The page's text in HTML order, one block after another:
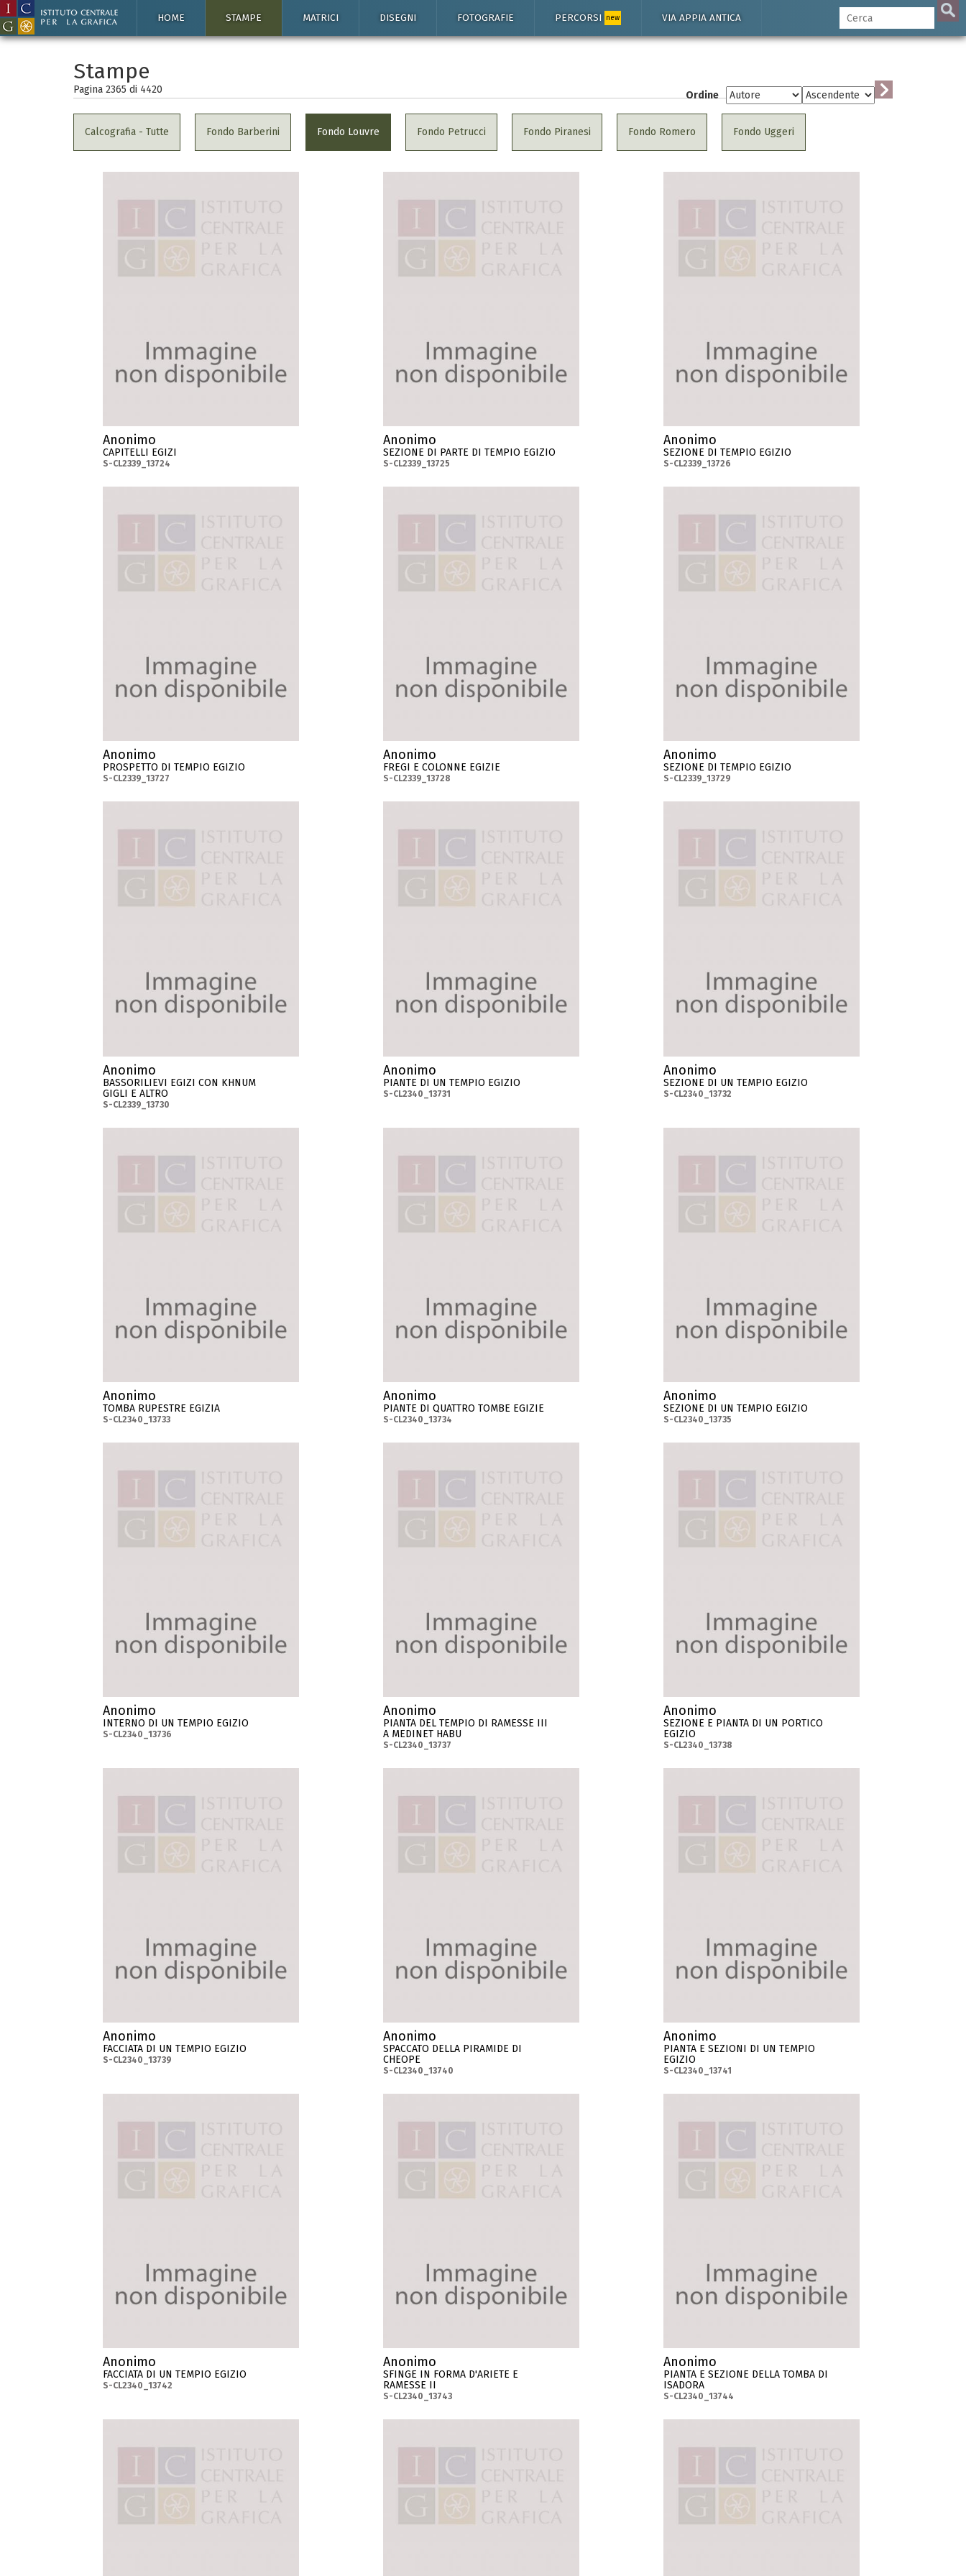
HOME STAMPE MATRICI DISEGNI FOTOGRAFIE PERCORSI new VIA APPIA ANTICA
Stampe
Pagina 2365 di 4420 Ordine
Calcografia - Tutte Fondo Barberini Fondo Louvre Fondo Petrucci Fondo Piranesi Fondo Romero Fondo Uggeri
Anonimo
CAPITELLI EGIZI
S-CL2339_13724
Anonimo
SEZIONE DI PARTE DI TEMPIO EGIZIO
S-CL2339_13725
Anonimo
SEZIONE DI TEMPIO EGIZIO
S-CL2339_13726
Anonimo
PROSPETTO DI TEMPIO EGIZIO
S-CL2339_13727
Anonimo
FREGI E COLONNE EGIZIE
S-CL2339_13728
Anonimo
SEZIONE DI TEMPIO EGIZIO
S-CL2339_13729
Anonimo
BASSORILIEVI EGIZI CON KHNUM
GIGLI E ALTRO
S-CL2339_13730
Anonimo
PIANTE DI UN TEMPIO EGIZIO
S-CL2340_13731
Anonimo
SEZIONE DI UN TEMPIO EGIZIO
S-CL2340_13732
Anonimo
TOMBA RUPESTRE EGIZIA
S-CL2340_13733
Anonimo
PIANTE DI QUATTRO TOMBE EGIZIE
S-CL2340_13734
Anonimo
SEZIONE DI UN TEMPIO EGIZIO
S-CL2340_13735
Anonimo
INTERNO DI UN TEMPIO EGIZIO
S-CL2340_13736
Anonimo
PIANTA DEL TEMPIO DI RAMESSE III
A MEDINET HABU
S-CL2340_13737
Anonimo
SEZIONE E PIANTA DI UN PORTICO
EGIZIO
S-CL2340_13738
Anonimo
FACCIATA DI UN TEMPIO EGIZIO
S-CL2340_13739
Anonimo
SPACCATO DELLA PIRAMIDE DI
CHEOPE
S-CL2340_13740
Anonimo
PIANTA E SEZIONI DI UN TEMPIO
EGIZIO
S-CL2340_13741
Anonimo
FACCIATA DI UN TEMPIO EGIZIO
S-CL2340_13742
Anonimo
SFINGE IN FORMA D'ARIETE E
RAMESSE II
S-CL2340_13743
Anonimo
PIANTA E SEZIONE DELLA TOMBA DI
ISADORA
S-CL2340_13744